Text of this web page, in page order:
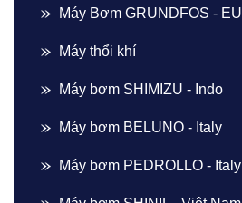
Máy Bơm GRUNDFOS - EU
Máy thổi khí
Máy bơm SHIMIZU - Indo
Máy bơm BELUNO - Italy
Máy bơm PEDROLLO - Italy